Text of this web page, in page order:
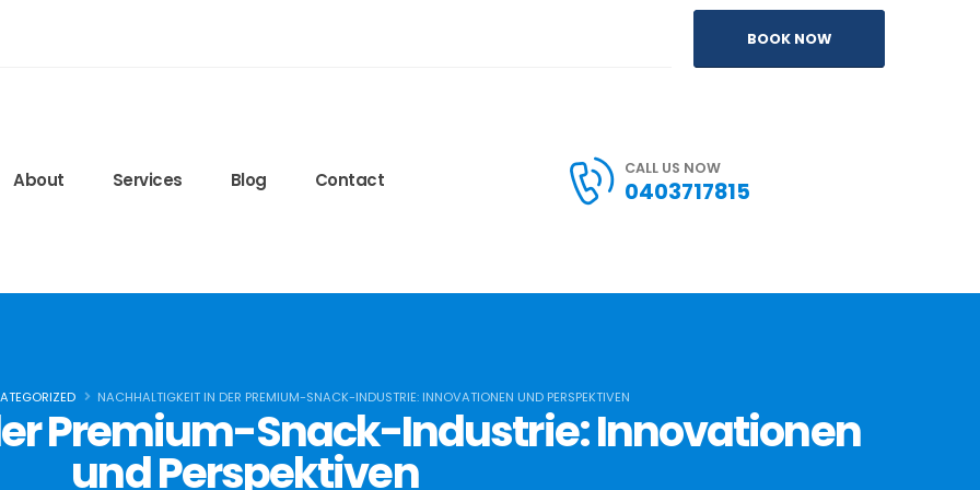
blog/2020/09/15/protein-timing
BOOK NOW
About Services Blog Contact
CALL US NOW
0403717815
NACHHALTIGKEIT IN DER PREMIUM-SNACK-INDUSTRIE: INNOVATIONEN UND PERSPEKTIVEN
Premium-Snack-Industrie: Innovationen
und Perspektiven